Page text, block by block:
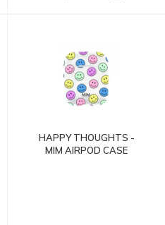
HAPPY THOUGHTS -
MIM AIRPOD CASE